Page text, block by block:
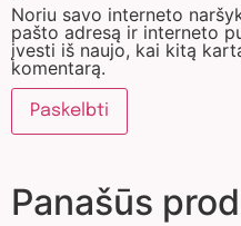
Noriu savo interneto
pašto adresą ir interneto
įvesti iš naujo, kai kitą
komentarą.
Panašūs